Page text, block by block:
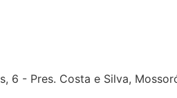
6 - Pres. Costa e Silva,